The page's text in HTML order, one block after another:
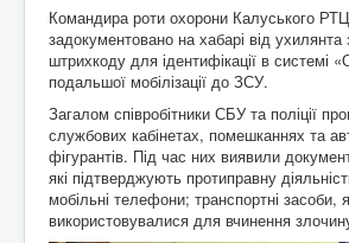
Командира роти охорони Калуського
задокументовано на хабарі від
штрихкоду для ідентифікації в системі
подальшої мобілізації до ЗСУ.
Загалом співробітники СБУ та поліції
службових кабінетах, помешканнях та
фігурантів. Під час них виявили
які підтверджують протиправну
мобільні телефони; транспортні засоби,
використовувалися для вчинення